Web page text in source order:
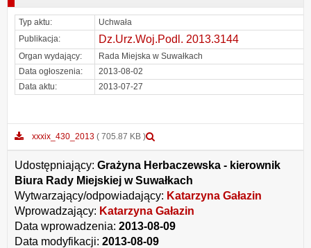
Typ aktu:
Uchwała
Publikacja:
Dz.Urz.Woj.Podl. 2013.3144
Organ wydający:
Rada Miejska w Suwałkach
Data ogłoszenia:
2013-08-02
Data aktu:
2013-07-27
xxxix_430_2013 ( 705.87 KB )
xxxix_430_2013
Udostępniający: Grażyna Herbaczewska - kierownik
Biura Rady Miejskiej w Suwałkach
Wytwarzający/odpowiadający: Katarzyna Gałazin
Wprowadzający: Katarzyna Gałazin
Data wprowadzenia: 2013-08-09
Data modyfikacji: 2013-08-09